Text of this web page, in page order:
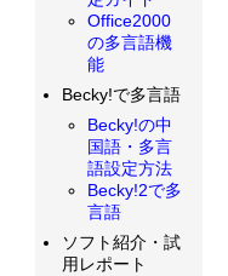
Office2000
の多言語機
能
Becky!で多言語
Becky!の中
国語・多言
語設定方法
Becky!2で多
言語
ソフト紹介・試
用レポート